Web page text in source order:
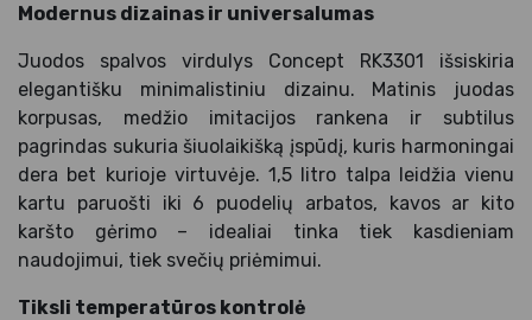
Modernus dizainas ir universalumas
Juodos spalvos virdulys Concept RK3301 išsiskiria
elegantišku minimalistiniu dizainu. Matinis juodas
korpusas, medžio imitacijos rankena ir subtilus
pagrindas sukuria šiuolaikišką įspūdį, kuris harmoningai
dera bet kurioje virtuvėje. 1,5 litro talpa leidžia vienu
kartu paruošti iki 6 puodelių arbatos, kavos ar kito
karšto gėrimo – idealiai tinka tiek kasdieniam
naudojimui, tiek svečių priėmimui.
Tiksli temperatūros kontrolė